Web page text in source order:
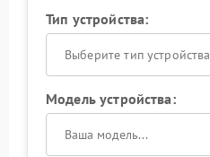
Тип устройства:
Выберите тип устройства
Модель устройства: